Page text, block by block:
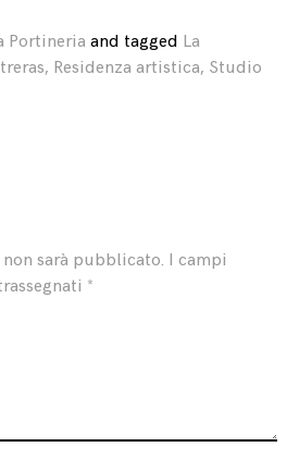
Portineria and tagged La
, Residenza artistica, Studio
sarà pubblicato. I campi
*